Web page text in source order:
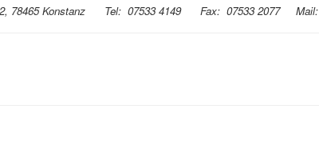
2, 78465 Konstanz Tel: 07533 4149 Fax: 07533 2077 Mail: